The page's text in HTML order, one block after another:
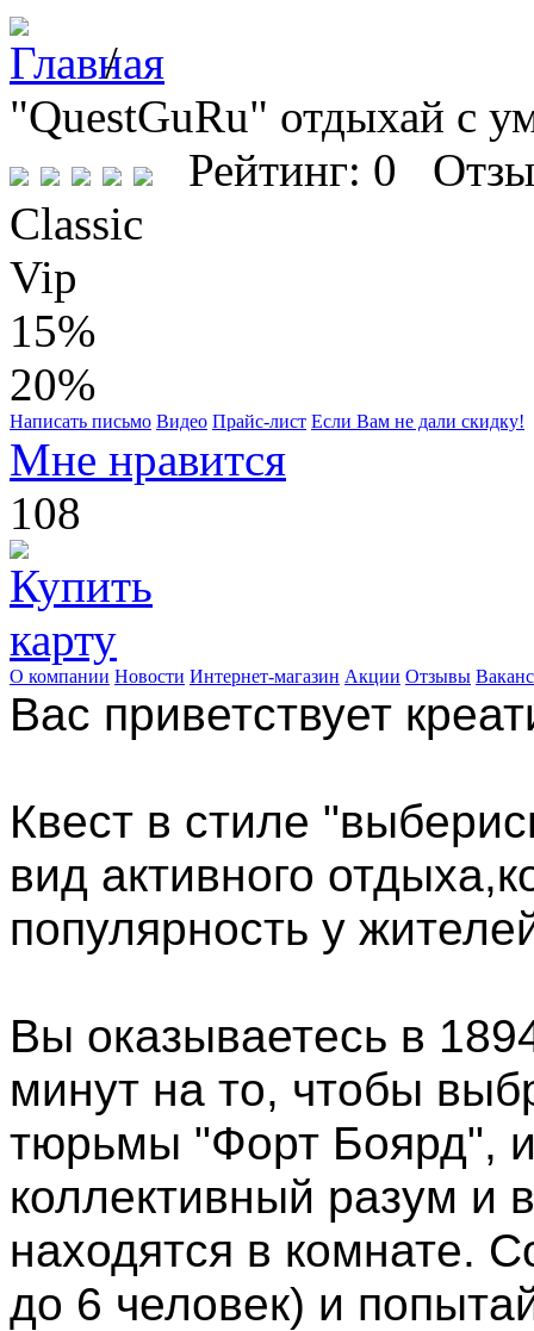
/
"QuestGuRu" отдыхай с
Рейтинг: 0
Classic
Vip
15%
20%
Написать письмо Видео Прайс-лист Если Вам не дали скидку!
Мне нравится
108
О компании Новости Интернет-магазин Акции Отзывы
Вас приветствует
Квест в стиле
вид активного
популярность у
Вы оказываетесь в
минут на то, чтобы
тюрьмы "Форт Боярд",
коллективный разум и
находятся в комнате.
до 6 человек) и­